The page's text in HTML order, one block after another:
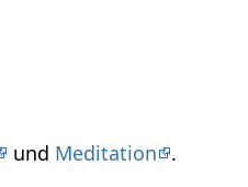
und Meditation .